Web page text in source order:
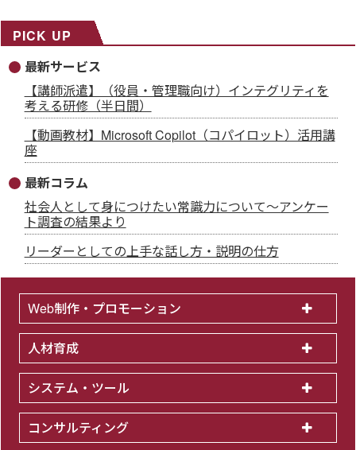
PICK UP
最新サービス
【講師派遣】（役員・管理職向け）インテグリティを
考える研修（半日間）
【動画教材】Microsoft Copilot（コパイロット）活用講
座
最新コラム
社会人として身につけたい常識力について～アンケー
ト調査の結果より
リーダーとしての上手な話し方・説明の仕方
Web制作・プロモーション
人材育成
システム・ツール
コンサルティング